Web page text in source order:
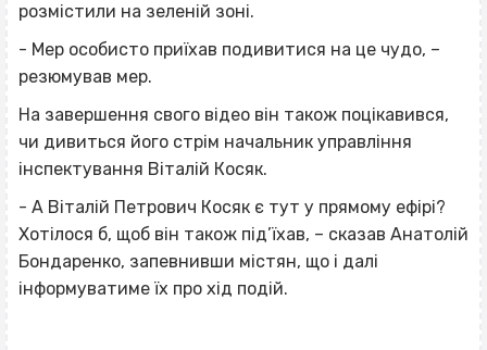
розмістили на зеленій зоні.
- Мер особисто приїхав подивитися на це чудо, –
резюмував мер.
На завершення свого відео він також поцікавився,
чи дивиться його стрім начальник управління
інспектування Віталій Косяк.
- А Віталій Петрович Косяк є тут у прямому ефірі?
Хотілося б, щоб він також під’їхав, – сказав Анатолій
Бондаренко, запевнивши містян, що і далі
інформуватиме їх про хід подій.